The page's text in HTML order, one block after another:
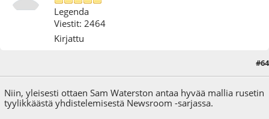
Legenda
Viestit: 2464
Kirjattu
#64
Niin, yleisesti ottaen Sam Waterston antaa hyvää mallia rusetin
tyylikkäästä yhdistelemisestä Newsroom -sarjassa.